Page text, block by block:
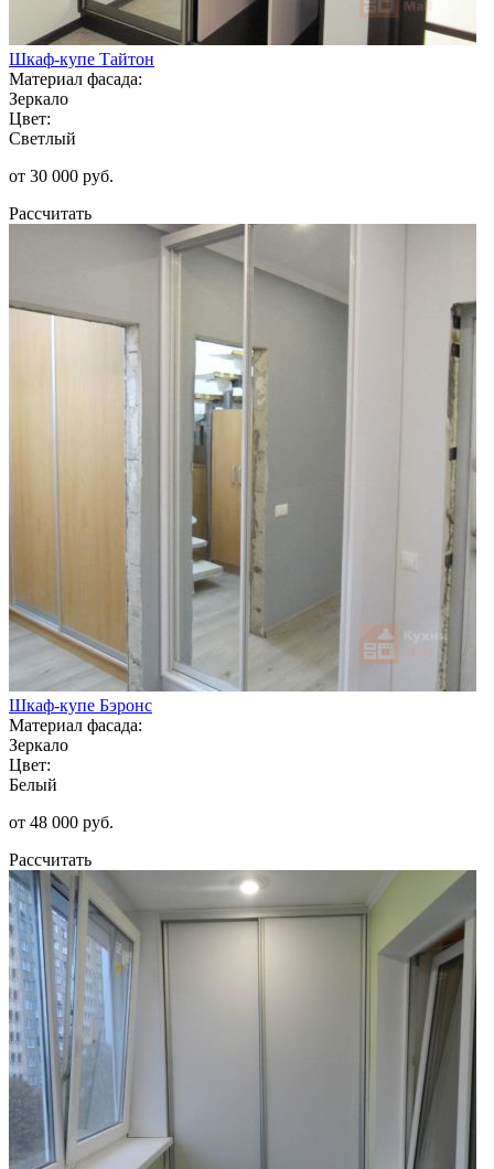
Шкаф-купе Тайтон
Материал фасада:
Зеркало
Цвет:
Светлый
от 30 000 руб.
Рассчитать
Шкаф-купе Бэронс
Материал фасада:
Зеркало
Цвет:
Белый
от 48 000 руб.
Рассчитать